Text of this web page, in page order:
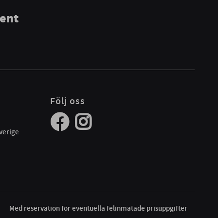
Följ oss
Med reservation för eventuella felinmatade prisuppgifter